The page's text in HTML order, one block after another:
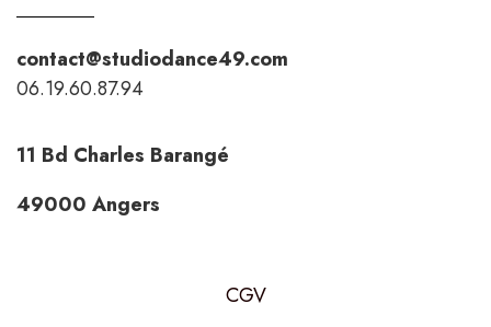
contact@studiodance49.com
06.19.60.87.94
11 Bd Charles Barangé
49000 Angers
CGV